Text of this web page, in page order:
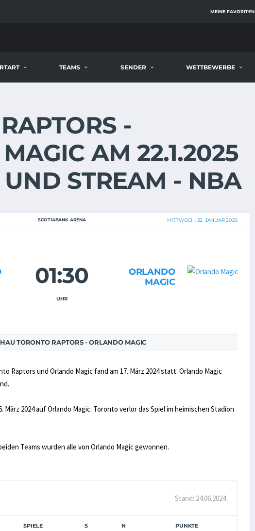
MEINE FAVORITEN
TEAMS SENDER WETTBEWERBE
-
AM 22.1.2025
STREAM - NBA
SCOTIABANK ARENA MITTWOCH, 22. JANUAR 2025
01:30
UHR
ORLANDO
MAGIC
TORONTO RAPTORS - ORLANDO MAGIC
Raptors und Orlando Magic fand am 17. März 2024 statt. Orlando Magic
2024 auf Orlando Magic. Toronto verlor das Spiel im heimischen Stadion
Teams wurden alle von Orlando Magic gewonnen.
Stand: 24.06.2024
SPIELE S N PUNKTE